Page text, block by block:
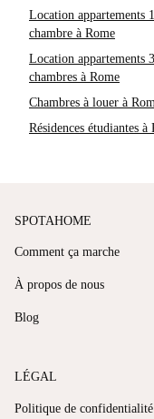
Location appartements 1
chambre à Rome
Location appartements 3
chambres à Rome
Chambres à louer à
Résidences étudiantes à
SPOTAHOME
Comment ça marche
À propos de nous
Blog
LÉGAL
Politique de confidentialité